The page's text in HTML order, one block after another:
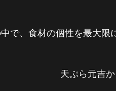
で、食材の個性を最大限
天ぷら元吉